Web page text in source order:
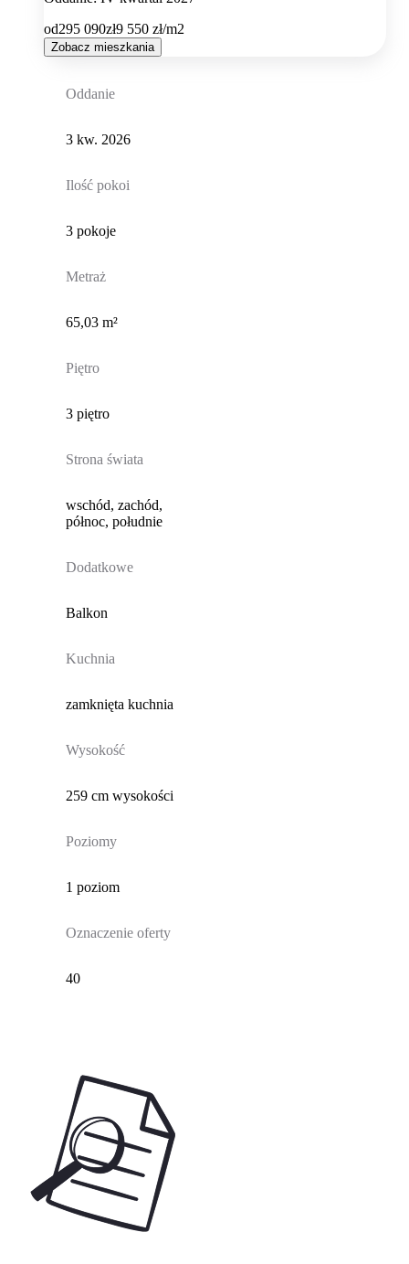
od295 090zł9 550 zł/m2
Zobacz mieszkania
Oddanie
3 kw. 2026
Ilość pokoi
3 pokoje
Metraż
65,03 m²
Piętro
3 piętro
Strona świata
wschód, zachód,
północ, południe
Dodatkowe
Balkon
Kuchnia
zamknięta kuchnia
Wysokość
259 cm wysokości
Poziomy
1 poziom
Oznaczenie oferty
40